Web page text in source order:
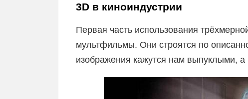
3D в киноиндустрии
Первая часть использования
мультфильмы. Они строятся по
изображения кажутся нам выпуклыми, а